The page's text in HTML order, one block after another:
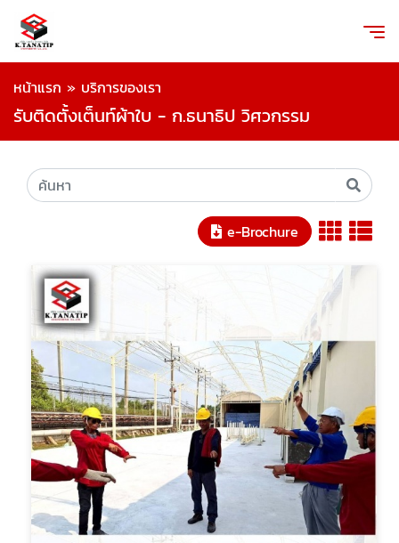
หน้าแรก » บริการของเรา
รับติดตั้งเต็นท์ผ้าใบ - ก.ธนาธิป วิศวกรรม
e-Brochure